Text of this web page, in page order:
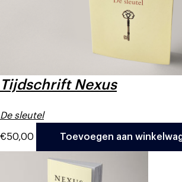
Tijdschrift Nexus
De sleutel
€50,00 Toevoegen aan